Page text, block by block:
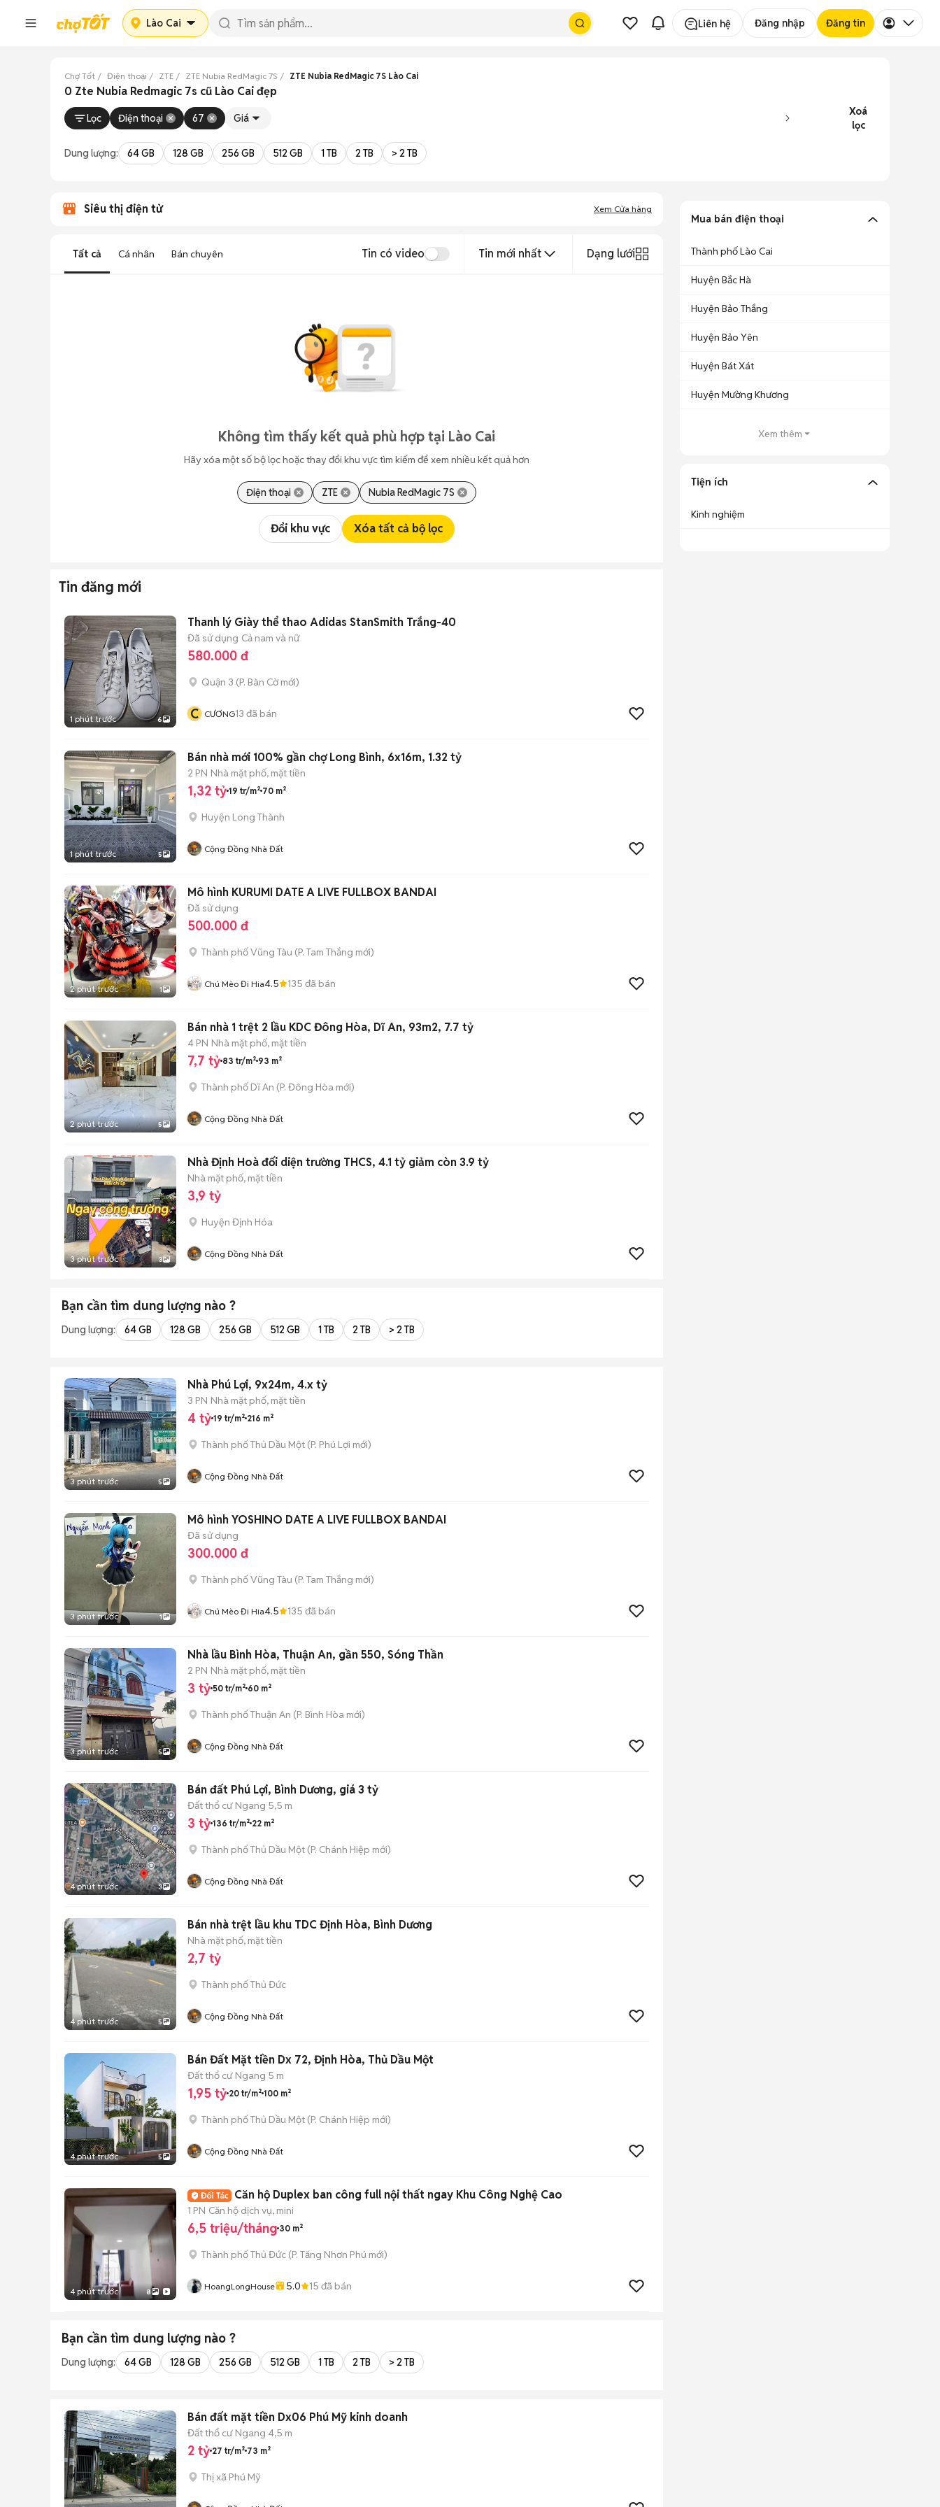
Lào Cai Liên hệ Đăng nhập Đăng tin
Chợ Tốt Điện thoại ZTE ZTE Nubia RedMagic 7S ZTE Nubia RedMagic 7S Lào Cai
0 Zte Nubia Redmagic 7s cũ Lào Cai đẹp
Lọc Điện thoại 67 Giá
Xoá
lọc
Dung lượng: 64 GB 128 GB 256 GB 512 GB 1 TB 2 TB > 2 TB
Siêu thị điện tử Xem Cửa hàng
Tất cả Cá nhân Bán chuyên Tin có video Tin mới nhất Dạng lưới
Không tìm thấy kết quả phù hợp tại Lào Cai
Hãy xóa một số bộ lọc hoặc thay đổi khu vực tìm kiếm để xem nhiều kết quả hơn
Điện thoại ZTE Nubia RedMagic 7S
Đổi khu vực Xóa tất cả bộ lọc
Tin đăng mới
1 phút trước 6
Thanh lý Giày thể thao Adidas StanSmith Trắng-40
Đã sử dụng Cả nam và nữ
580.000 đ
Quận 3 (P. Bàn Cờmới)
C CƯƠNG13 đã bán
1 phút trước 5
Bán nhà mới 100% gần chợ Long Bình, 6x16m, 1.32 tỷ
2 PN Nhà mặt phố, mặt tiền
1,32 tỷ 19 tr/m² 70 m²
Huyện Long Thành
Cộng Đồng Nhà Đất
2 phút trước 1
Mô hình KURUMI DATE A LIVE FULLBOX BANDAI
Đã sử dụng
500.000 đ
Thành phố Vũng Tàu (P. Tam Thắng mới)
Chú Mèo Đi Hia4.5 135 đã bán
2 phút trước 5
Bán nhà 1 trệt 2 lầu KDC Đông Hòa, Dĩ An, 93m2, 7.7 tỷ
4 PN Nhà mặt phố, mặt tiền
7,7 tỷ 83 tr/m² 93 m²
Thành phố Dĩ An (P. Đông Hòa mới)
Cộng Đồng Nhà Đất
3 phút trước 3
Nhà Định Hoà đối diện trường THCS, 4.1 tỷ giảm còn 3.9 tỷ
Nhà mặt phố, mặt tiền
3,9 tỷ
Huyện Định Hóa
Cộng Đồng Nhà Đất
Bạn cần tìm dung lượng nào ?
Dung lượng: 64 GB 128 GB 256 GB 512 GB 1 TB 2 TB > 2 TB
3 phút trước 5
Nhà Phú Lợi, 9x24m, 4.x tỷ
3 PN Nhà mặt phố, mặt tiền
4 tỷ 19 tr/m² 216 m²
Thành phố Thủ Dầu Một (P. Phú Lợi mới)
Cộng Đồng Nhà Đất
3 phút trước 1
Mô hình YOSHINO DATE A LIVE FULLBOX BANDAI
Đã sử dụng
300.000 đ
Thành phố Vũng Tàu (P. Tam Thắng mới)
Chú Mèo Đi Hia4.5 135 đã bán
3 phút trước 5
Nhà lầu Bình Hòa, Thuận An, gần 550, Sóng Thần
2 PN Nhà mặt phố, mặt tiền
3 tỷ 50 tr/m² 60 m²
Thành phố Thuận An (P. Bình Hòa mới)
Cộng Đồng Nhà Đất
4 phút trước 3
Bán đất Phú Lợi, Bình Dương, giá 3 tỷ
Đất thổ cư Ngang 5,5 m
3 tỷ 136 tr/m² 22 m²
Thành phố Thủ Dầu Một (P. Chánh Hiệp mới)
Cộng Đồng Nhà Đất
4 phút trước 5
Bán nhà trệt lầu khu TDC Định Hòa, Bình Dương
Nhà mặt phố, mặt tiền
2,7 tỷ
Thành phố Thủ Đức
Cộng Đồng Nhà Đất
4 phút trước 5
Bán Đất Mặt tiền Dx 72, Định Hòa, Thủ Dầu Một
Đất thổ cư Ngang 5 m
1,95 tỷ 20 tr/m² 100 m²
Thành phố Thủ Dầu Một (P. Chánh Hiệp mới)
Cộng Đồng Nhà Đất
4 phút trước 8
Căn hộ Duplex ban công full nội thất ngay Khu Công Nghệ Cao
1 PN Căn hộ dịch vụ, mini
6,5 triệu/tháng 30 m²
Thành phố Thủ Đức (P. Tăng Nhơn Phú mới)
HoangLongHouse 5.0 15 đã bán
Bạn cần tìm dung lượng nào ?
Dung lượng: 64 GB 128 GB 256 GB 512 GB 1 TB 2 TB > 2 TB
Bán đất mặt tiền Dx06 Phú Mỹ kinh doanh
Đất thổ cư Ngang 4,5 m
2 tỷ 27 tr/m² 73 m²
Thị xã Phú Mỹ
Mua bán điện thoại
Thành phố Lào Cai
Huyện Bắc Hà
Huyện Bảo Thắng
Huyện Bảo Yên
Huyện Bát Xát
Huyện Mường Khương
Xem thêm
Tiện ích
Kinh nghiệm